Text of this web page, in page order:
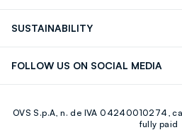
SUSTAINABILITY
FOLLOW US ON SOCIAL MEDIA
Youtube
OVS S.p.A, n. de IVA 04240010274,
fully paid